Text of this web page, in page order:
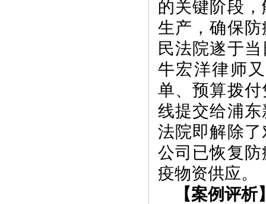
的关键阶段
生产，确保
民法院遂于
牛宏洋律师
单、预算拨
线提交给浦
法院即解除
公司已恢复
疫物资供应。
【案例评析